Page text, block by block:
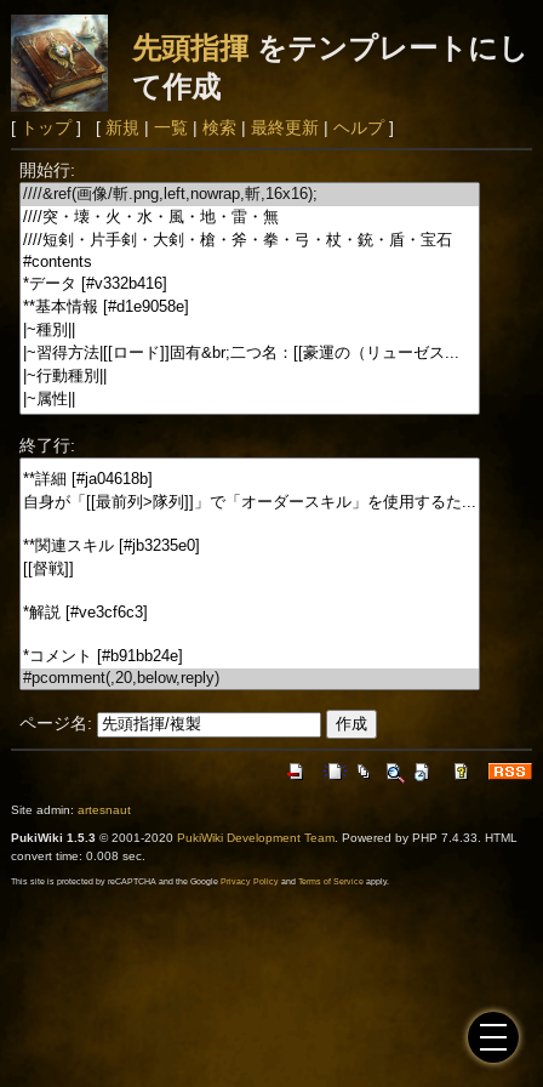
先頭指揮をテンプレートにし
て作成
[ トップ] [ 新規 | 一覧 | 検索| 最終更新| ヘルプ]
開始行:
終了行:
ページ名:
Site admin: artesnaut
PukiWiki 1.5.3© 2001-2020 PukiWiki Development Team. Powered by PHP 7.4.33. HTML
convert time: 0.008 sec.
This site is protected by reCAPTCHA and the Google Privacy Policyand Terms of Serviceapply.